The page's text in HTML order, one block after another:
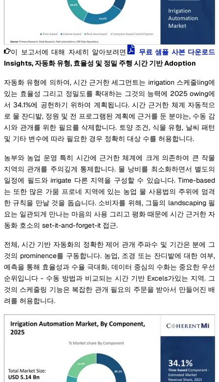
이 보고서에 대해 자세히 알아보려면
무료 샘플 사본 다운로드
Insights, 자동화 유형, 효율성 및 정밀 주행 시간 기반 Adoption
자동화 유형에 의하여, 시간 근거한 세그먼트는 irrigation 스케줄ling에
있는 효율성 그리고 정밀도를 확대하는 그것의 능력에 2025 owing에
서 34.1%에 공헌하기 위하여 계획됩니다. 시간 근거한 체계 자동적으
로 물 잔디밭, 정원 및 전 프로그램된 계획에 근거를 둔 분야는, 수동 감
시와 관개를 위한 필요를 삭제합니다. 토양 조건, 식물 유형, 날씨 패턴
및 기타 변수에 따라 필요한 경우 정확히 대상 수를 허용합니다.
농부와 농업 운영 특히 시간에 근거한 체계에 크게 의존하여 큰 작물
지역의 관개를 주의깊게 통제합니다. 물 낭비를 최소화하면서 별도의
일정에 필드와 irrigate 다른 지역을 구성할 수 있습니다. Time-based
는 또한 많은 가뭄 프로네 지역에 있는 농업 물 사용법의 주위에 엄격
한 규칙을 만날 것을 돕습니다. 소비자를 위해, 그들의 landscaping 필
요는 일관되게 만나는 마음의 사용 그리고 평화 때문에 시간 근거한 자
동화 호소의 set-it-and-forget-it 접근.
전체, 시간 기반 자동화의 정확한 제어 관개 주파수 및 기간은 분에 그
것의 prominence를 구동합니다. 농업, 조경 또는 잔디밭에 대한 여부,
예측을 통해 효율성과 수율 극대화, 데이터 중심의 수화는 중요한 우선
순위입니다 - 수동 방법과 비교되는 시간 기반 Excels가있는 지역. 그
것의 스케줄링 기능은 복잡한 관개 필요의 주문을 받아서 만들어진 배
려를 허용합니다.